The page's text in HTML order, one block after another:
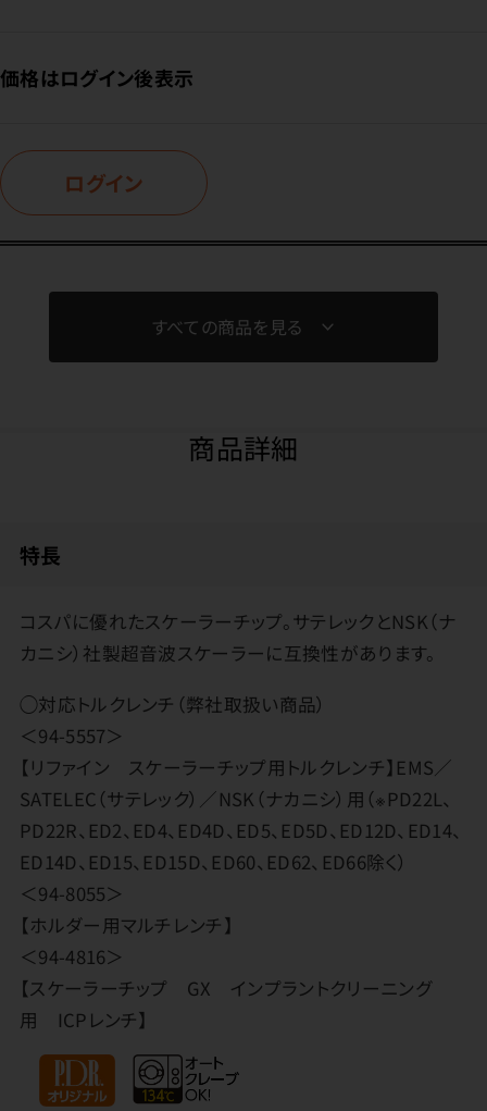
価格はログイン後表示
ログイン
すべての商品を見る
商品詳細
特長
コスパに優れたスケーラーチップ。サテレックとNSK（ナ
カニシ）社製超音波スケーラーに互換性があります。
◯対応トルクレンチ（弊社取扱い商品）
＜94-5557＞
【リファイン スケーラーチップ用トルクレンチ】EMS／
SATELEC（サテレック）／NSK（ナカニシ）用（※PD22L、
PD22R、ED2、ED4、ED4D、ED5、ED5D、ED12D、ED14、
ED14D、ED15、ED15D、ED60、ED62、ED66除く）
＜94-8055＞
【ホルダー用マルチレンチ】
＜94-4816＞
【スケーラーチップ GX インプラントクリーニング
用 ICPレンチ】